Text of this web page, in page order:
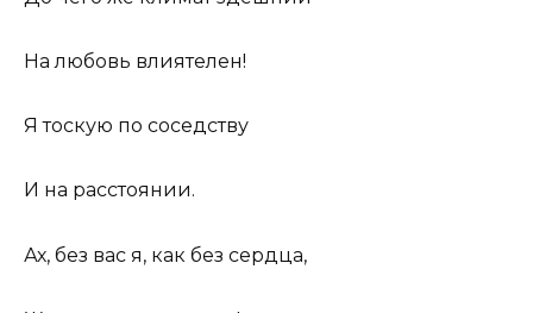
Hа любовь влиятелен!
Я тоскую по соседству
И на расстоянии.
Ах, без вас я, как без сердца,